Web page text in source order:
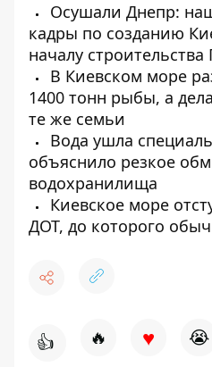
Осушали Днепр:
кадры по созданию
началу строительства
В Киевском море
1400 тонн рыбы, а
те же семьи
Вода ушла
объяснило резкое
водохранилища
Киевское море
ДОТ, до которого
👍 🔥 ♥ 😭